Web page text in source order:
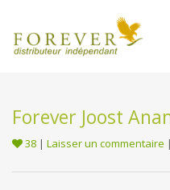
Forever Joost
38 | Laisser un commentaire |